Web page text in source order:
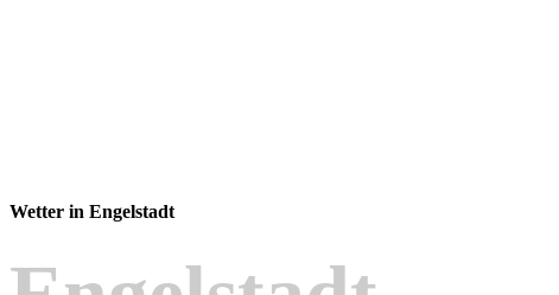
Wetter in Engelstadt